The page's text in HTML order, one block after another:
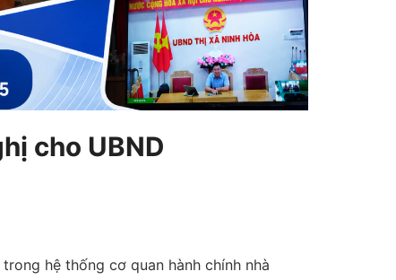
cho UBND
hệ thống cơ quan hành chính nhà